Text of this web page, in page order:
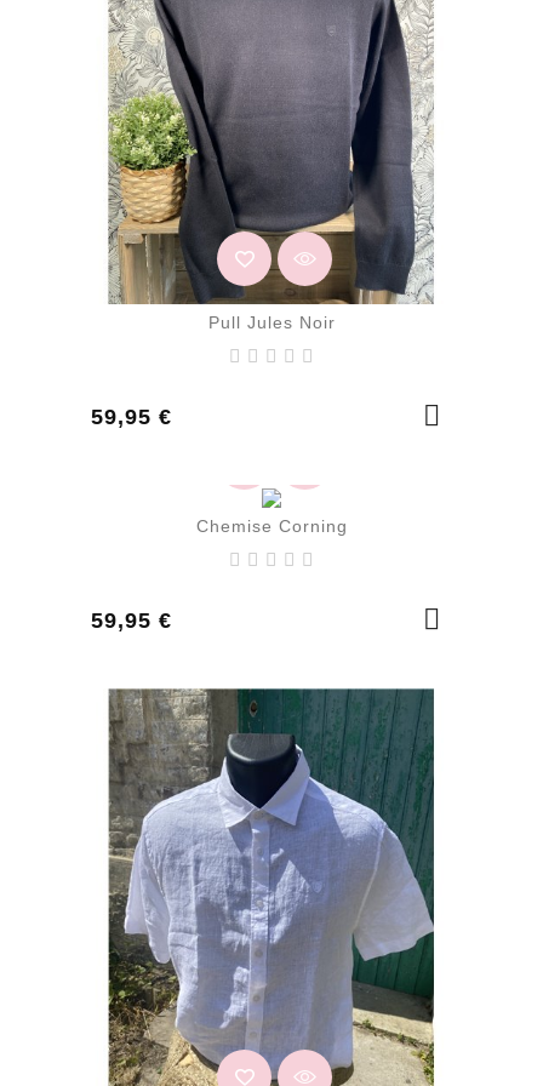
Pull Jules Noir
59,95 €
Prix
Chemise Corning
59,95 €
Prix